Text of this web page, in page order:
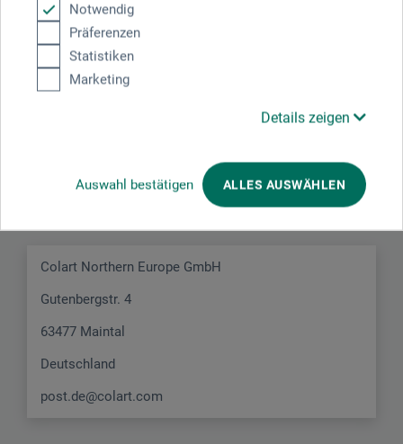
Notwendig
Präferenzen
Statistiken
Marketing
Details zeigen
Auswahl bestätigen ALLES AUSWÄHLEN
JETZT PRODUKT BEWERTEN
Hersteller-Kontakt
Hier finden Sie die Kontaktdaten des Herstellers zu
Colart Northern Europe GmbH
Gutenbergstr. 4
63477 Maintal
Deutschland
post.de@colart.com